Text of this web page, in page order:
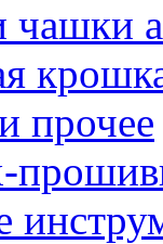
чашки
прочее